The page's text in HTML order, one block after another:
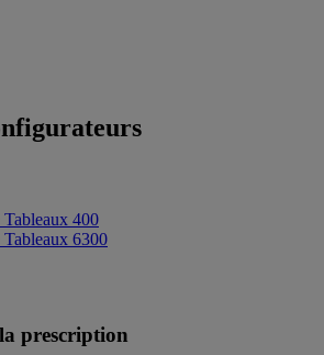
400
6300
prescription